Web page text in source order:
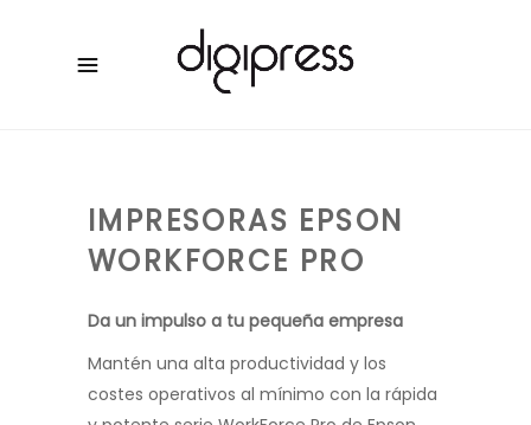
IMPRESORAS EPSON
WORKFORCE PRO
Da un impulso a tu pequeña empresa
Mantén una alta productividad y los
costes operativos al mínimo con la rápida